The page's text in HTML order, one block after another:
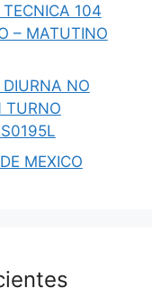
104
– MATUTINO
NO
TURNO
MEXICO